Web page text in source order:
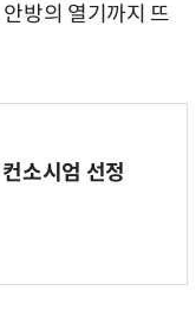
방의 열기까지 뜨
소시엄 선정